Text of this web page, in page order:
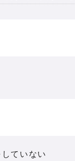
ていない